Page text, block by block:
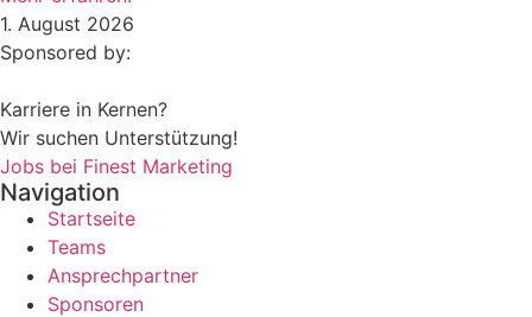
1. August 2026
Sponsored by:
Karriere in Kernen?
Wir suchen Unterstützung!
Jobs bei Finest Marketing
Navigation
Startseite
Teams
Ansprechpartner
Sponsoren